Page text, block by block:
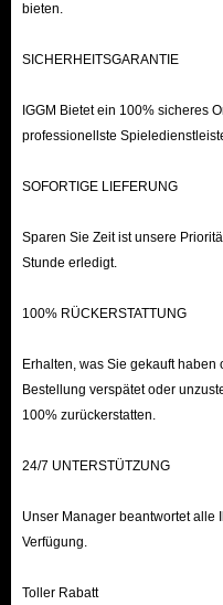
Crystals auf IGGM.com
Gehen Sie zu IGGM.com.
Geben Sie Ihre
während dieses Vorgangs
Sie auf „Jetzt bezahlen“.
Konto ab und löschen den
IGGM.com –
Als AFK Journey-Spieler
genügend Drachenkristalle und
bieten.
SICHERHEITSGARANTIE
IGGM Bietet ein 100% sicheres
professionellste
SOFORTIGE LIEFERUNG
Sparen Sie Zeit ist unsere
Stunde erledigt.
100% RÜCKERSTATTUNG
Erhalten, was Sie gekauft
Bestellung verspätet oder
100% zurückerstatten.
24/7 UNTERSTÜTZUNG
Unser Manager beantwortet alle
Verfügung.
Toller Rabatt